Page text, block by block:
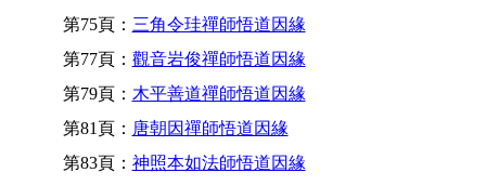
第75頁： 三角令珪禪師悟道因緣
第77頁： 觀音岩俊禪師悟道因緣
第79頁： 木平善道禪師悟道因緣
第81頁： 唐朝因禪師悟道因緣
第83頁： 神照本如法師悟道因緣